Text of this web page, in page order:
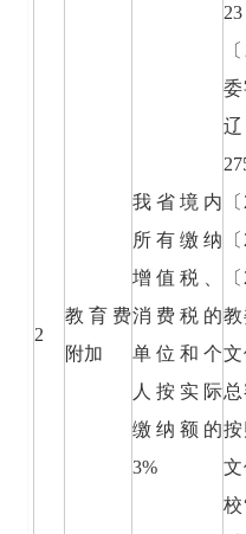
2
教育费
附加
我省境内
所有缴纳
增值税、
消费税的
单位和个
人按实际
缴纳额的
3%
委
教
按